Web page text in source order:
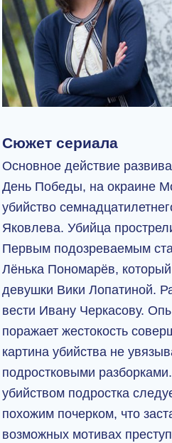
Сюжет сериала
Основное действие
День Победы, на окраине
убийство
Яковлева. Убийца
Первым подозреваемым
Лёнька Пономарёв,
девушки Вики Лопатиной.
вести Ивану Черкасову.
поражает жестокость
картина убийства не
подростковыми
убийством подростка
похожим почерком, что
возможных мотивах